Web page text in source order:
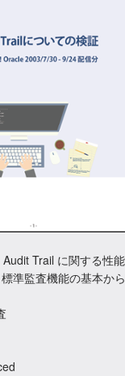
Trail に関する性
準監査機能の基本か